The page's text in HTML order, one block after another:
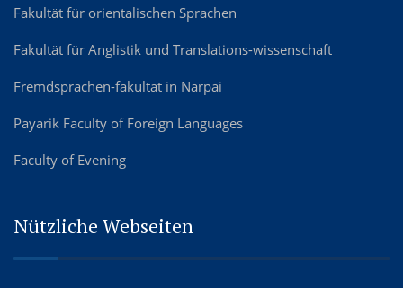
Fakultät für orientalischen Sprachen
Fakultät für Anglistik und Translations-wissenschaft
Fremdsprachen-fakultät in Narpai
Payarik Faculty of Foreign Languages
Faculty of Evening
Nützliche Webseiten